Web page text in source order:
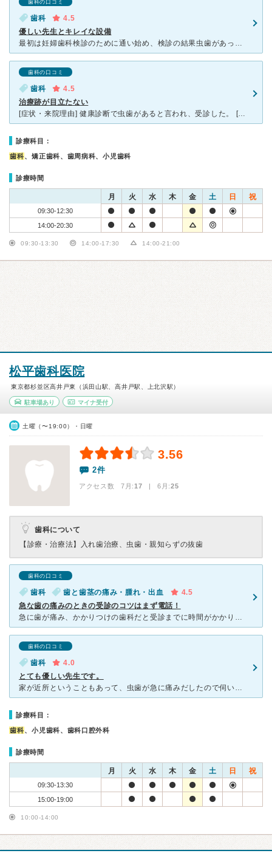
歯科の口コミ
歯科
4.5
優しい先生とキレイな設備
最初は妊婦歯科検診のために通い始め、検診の結果虫歯があったので数回通院して治していただきました。 先生はお若い方が多い印象でしたが、とても丁寧な説明で対応もとてもよかったです。妊婦であったということ
歯科の口コミ
歯科
4.5
治療跡が目立たない
[症状・来院理由] 健康診断で虫歯があると言われ、受診した。 [医師の診断・治療法] 初めに歯のレントゲンを撮りました。 大きな虫歯が３か所ある。小さな虫歯もあるが、穴を開けて直すほどではない
診療科目：
歯科、矯正歯科、歯周病科、小児歯科
診療時間
月 火 水 木 金 土 日 祝
09:30-12:30
14:00-20:30
09:30-13:30 14:00-17:30 14:00-21:00
松平歯科医院
東京都杉並区高井戸東（浜田山駅、高井戸駅、上北沢駅）
駐車場あり マイナ受付
土曜（〜19:00）・日曜
3.56
2件
アクセス数 7月:17 | 6月:25
歯科について
【診療・治療法】
入れ歯治療、虫歯・親知らずの抜歯
歯科の口コミ
歯科 歯と歯茎の痛み・腫れ・出血
4.5
急な歯の痛みのときの受診のコツはまず電話！
急に歯が痛み、かかりつけの歯科だと受診までに時間がかかりそうだったため、藁にもすがる思いで電話をして受け入れていただけました。 先生はお若いですが経験豊富で、優しく患者に寄り添った治療を提案して
歯科の口コミ
歯科
4.0
とても優しい先生です。
家が近所ということもあって、虫歯が急に痛みだしたので伺いました。ご自宅で開業されていて、待ち合い室は、こじんまりしていますが、割りと新しいので綺麗で清潔感があり、受付の方も とても親切丁寧でした。若い
診療科目：
歯科、小児歯科、歯科口腔外科
診療時間
月 火 水 木 金 土 日 祝
09:30-13:30
15:00-19:00
10:00-14:00